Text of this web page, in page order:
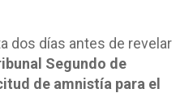
dos días antes de revelar
Segundo de
de amnistía para el